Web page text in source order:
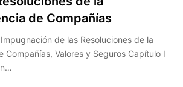
de Compañías
de las Resoluciones de la
Compañías, Valores y Seguros Capítulo I